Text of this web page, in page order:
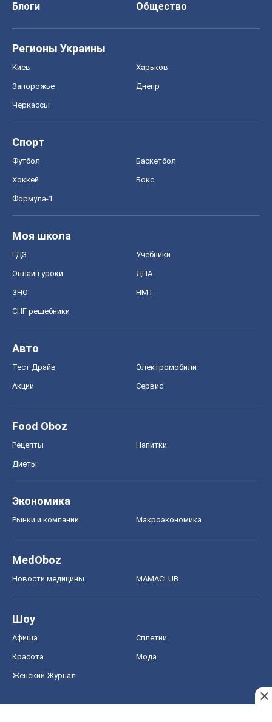
Блоги
Общество
Регионы Украины
Киев Харьков
Запорожье Днепр
Черкассы
Спорт
Футбол Баскетбол
Хоккей Бокс
Формула-1
Моя школа
ГДЗ Учебники
Онлайн уроки ДПА
ЗНО НМТ
СНГ решебники
Авто
Тест Драйв Электромобили
Акции Сервис
Food Oboz
Рецепты Напитки
Диеты
Экономика
Рынки и компании Mакроэкономика
MedOboz
Новости медицины MAMACLUB
Шоу
Афиша Сплетни
Красота Мода
Женский Журнал